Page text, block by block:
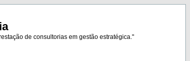
de consultorias em gestão estratégica."